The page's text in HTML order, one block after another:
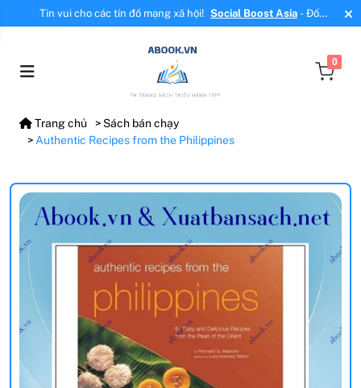
Tin vui cho các tín đồ mạng xã hội! Social Boost Asia- Đối
tác mới, cung cấp dịch vụ tăng tương tác, tăng follow uy tín!
0
Trang chủ
Sách bán chạy
Authentic Recipes from the Philippines